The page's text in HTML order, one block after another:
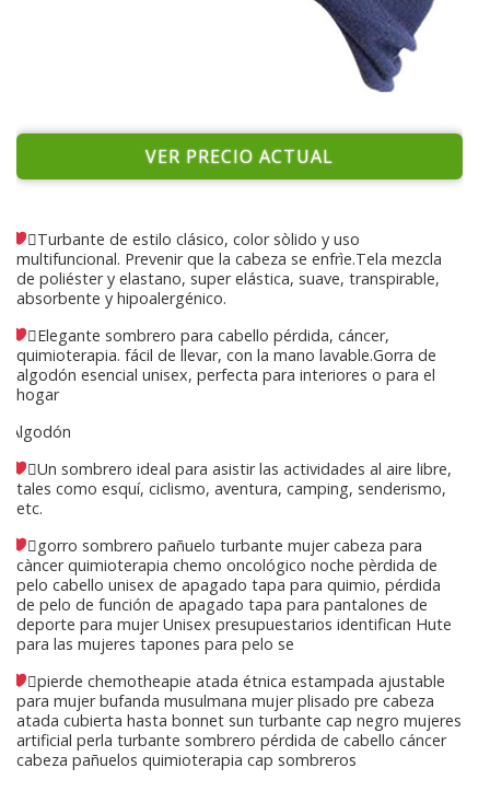
VER PRECIO ACTUAL
Turbante de estilo clásico, color sòlido y uso
multifuncional. Prevenir que la cabeza se enfrìe.Tela mezcla
de poliéster y elastano, super elástica, suave, transpirable,
absorbente y hipoalergénico.
Elegante sombrero para cabello pérdida, cáncer,
quimioterapia. fácil de llevar, con la mano lavable.Gorra de
algodón esencial unisex, perfecta para interiores o para el
hogar
Algodón
Un sombrero ideal para asistir las actividades al aire libre,
tales como esquí, ciclismo, aventura, camping, senderismo,
etc.
gorro sombrero pañuelo turbante mujer cabeza para
càncer quimioterapia chemo oncológico noche pèrdida de
pelo cabello unisex de apagado tapa para quimio, pérdida
de pelo de función de apagado tapa para pantalones de
deporte para mujer Unisex presupuestarios identifican Hute
para las mujeres tapones para pelo se
pierde chemotheapie atada étnica estampada ajustable
para mujer bufanda musulmana mujer plisado pre cabeza
atada cubierta hasta bonnet sun turbante cap negro mujeres
artificial perla turbante sombrero pérdida de cabello cáncer
cabeza pañuelos quimioterapia cap sombreros